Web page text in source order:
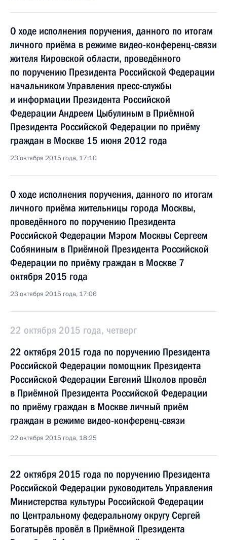
О ходе исполнения поручения, данного по итогам
личного приёма в режиме видео-конференц-связи
жителя Кировской области, проведённого
по поручению Президента Российской Федерации
начальником Управления пресс-службы
и информации Президента Российской
Федерации Андреем Цыбулиным в Приёмной
Президента Российской Федерации по приёму
граждан в Москве 15 июня 2012 года
23 октября 2015 года, 17:10
О ходе исполнения поручения, данного по итогам
личного приёма жительницы города Москвы,
проведённого по поручению Президента
Российской Федерации Мэром Москвы Сергеем
Собяниным в Приёмной Президента Российской
Федерации по приёму граждан в Москве 7
октября 2015 года
23 октября 2015 года, 17:06
22 октября 2015 года, четверг
22 октября 2015 года по поручению Президента
Российской Федерации помощник Президента
Российской Федерации Евгений Школов провёл
в Приёмной Президента Российской Федерации
по приёму граждан в Москве личный приём
граждан в режиме видео-конференц-связи
22 октября 2015 года, 18:25
22 октября 2015 года по поручению Президента
Российской Федерации руководитель Управления
Министерства культуры Российской Федерации
по Центральному федеральному округу Сергей
Богатырёв провёл в Приёмной Президента